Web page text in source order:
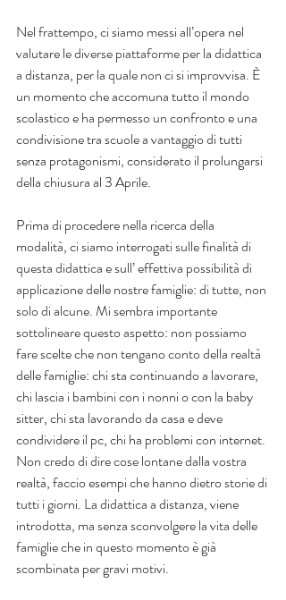
Nel frattempo, ci siamo messi all’opera nel
valutare le diverse piattaforme per la didattica
a distanza, per la quale non ci si improvvisa. È
un momento che accomuna tutto il mondo
scolastico e ha permesso un confronto e una
condivisione tra scuole a vantaggio di tutti
senza protagonismi, considerato il prolungarsi
della chiusura al 3 Aprile.
Prima di procedere nella ricerca della
modalità, ci siamo interrogati sulle finalità di
questa didattica e sull’ effettiva possibilità di
applicazione delle nostre famiglie: di tutte, non
solo di alcune. Mi sembra importante
sottolineare questo aspetto: non possiamo
fare scelte che non tengano conto della realtà
delle famiglie: chi sta continuando a lavorare,
chi lascia i bambini con i nonni o con la baby
sitter, chi sta lavorando da casa e deve
condividere il pc, chi ha problemi con internet.
Non credo di dire cose lontane dalla vostra
realtà, faccio esempi che hanno dietro storie di
tutti i giorni. La didattica a distanza, viene
introdotta, ma senza sconvolgere la vita delle
famiglie che in questo momento è già
scombinata per gravi motivi.